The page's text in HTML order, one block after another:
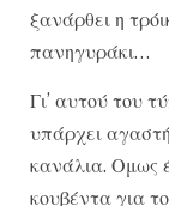
ξανάρθει η
πανηγυράκι…
Γι’ αυτού του
υπάρχει
κανάλια. Ομως
κουβέντα για